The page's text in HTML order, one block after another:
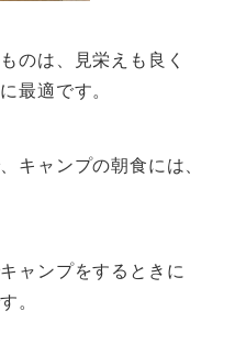
のは、見栄えも良く
最適です。
キャンプの朝食には、
ャンプをするときに
。